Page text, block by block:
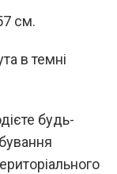
см.
в темні
будь-